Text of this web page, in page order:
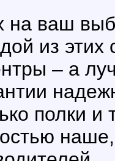
на ваш
из этих
– а
полки и